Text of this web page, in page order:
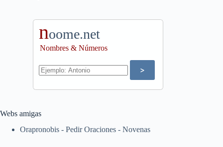
noome.net
Nombres & Números
Webs amigas
Orapronobis - Pedir Oraciones - Novenas